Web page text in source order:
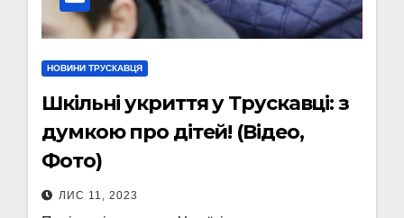
НОВИНИ ТРУСКАВЦЯ
Шкільні укриття у Трускавці: з
думкою про дітей! (Відео,
Фото)
ЛИС 11, 2023